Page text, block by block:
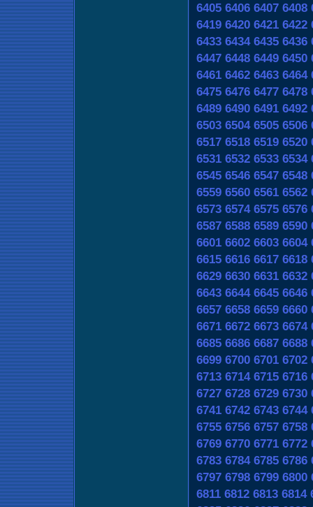
6405 6406 6407 6408
6419 6420 6421 6422
6433 6434 6435 6436
6447 6448 6449 6450
6461 6462 6463 6464
6475 6476 6477 6478
6489 6490 6491 6492
6503 6504 6505 6506
6517 6518 6519 6520
6531 6532 6533 6534
6545 6546 6547 6548
6559 6560 6561 6562
6573 6574 6575 6576
6587 6588 6589 6590
6601 6602 6603 6604
6615 6616 6617 6618
6629 6630 6631 6632
6643 6644 6645 6646
6657 6658 6659 6660
6671 6672 6673 6674
6685 6686 6687 6688
6699 6700 6701 6702
6713 6714 6715 6716
6727 6728 6729 6730
6741 6742 6743 6744
6755 6756 6757 6758
6769 6770 6771 6772
6783 6784 6785 6786
6797 6798 6799 6800
6811 6812 6813 6814